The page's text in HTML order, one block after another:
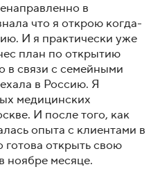
в
что я открою когда-
И я практически уже
план по открытию
в связи с семейными
в Россию. Я
медицинских
И после того, как
опыта с клиентами в
готова открыть свою
ноябре месяце.